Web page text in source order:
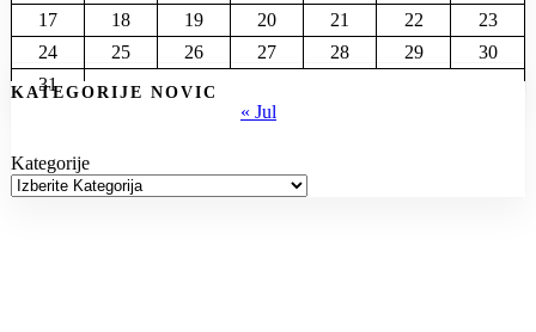
17
18 19 20 21 22
23
24
25 26 27 28 29
30
31
« Jul
KATEGORIJE NOVIC
Kategorije